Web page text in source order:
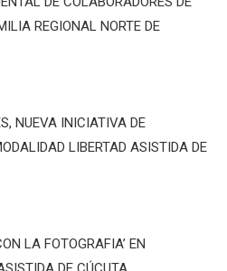
REGIONAL NORTE DE
NUEVA INICIATIVA DE
LIBERTAD ASISTIDA DE
LA FOTOGRAFIA’ EN